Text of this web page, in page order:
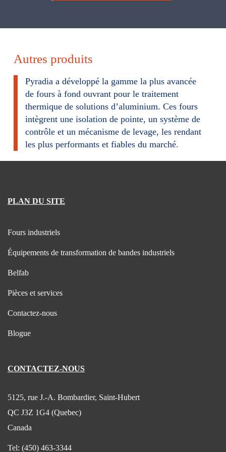
l
Autres produits
Pyradia a développé la gamme la plus avancée
de fours à fond ouvrant pour le traitement
thermique de solutions d’aluminium. Ces fours
intègrent une isolation de pointe, un système de
contrôle et un mécanisme de levage, les rendant
les plus performants et fiables du marché.
PLAN DU SITE
Fours industriels
Équipements de transformation de bandes industriels
Belfab
Pièces et services
Contactez-nous
Blogue
CONTACTEZ-NOUS
5125, rue J.-A. Bombardier, Saint-Hubert
QC J3Z 1G4 (Quebec)
Canada
Tel: (450) 463-3344